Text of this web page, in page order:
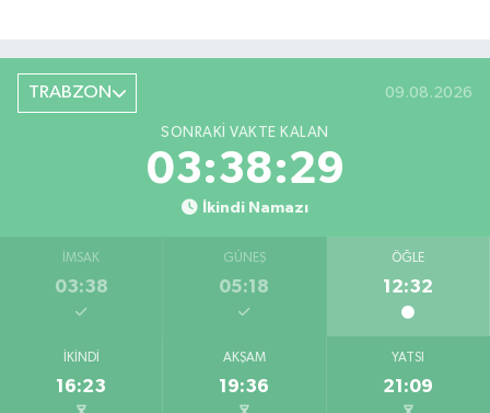
TRABZON 09.08.2026
SONRAKI VAKTE KALAN
03:38:28
İkindi Namazı
İMSAK
03:38
GÜNEŞ
05:18
ÖĞLE
12:32
İKINDI
16:23
AKŞAM
19:36
YATSI
21:09